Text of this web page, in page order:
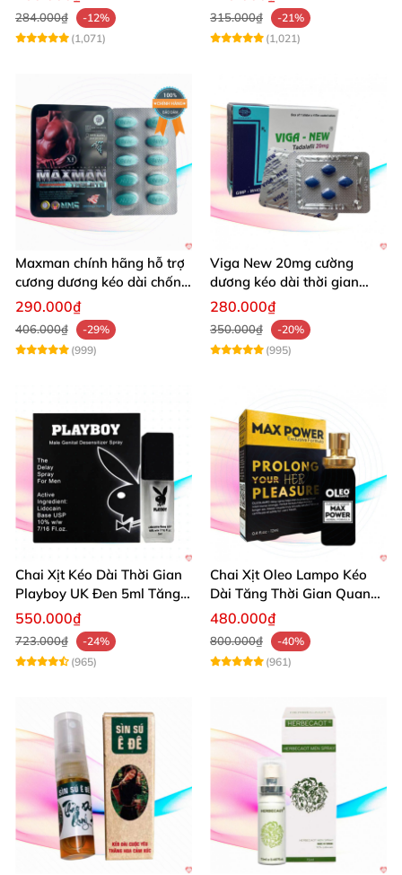
284.000₫
-12%
(1,071)
315.000₫
-21%
(1,021)
Maxman chính hãng hỗ trợ
cương dương kéo dài chống
xuất tinh sớm 10 viên
290.000₫
406.000₫
-29%
(999)
Viga New 20mg cường
dương kéo dài thời gian
chống xuất tinh hiệu quả
280.000₫
350.000₫
-20%
(995)
Chai Xịt Kéo Dài Thời Gian
Playboy UK Đen 5ml Tăng
Khoái Cảm
550.000₫
723.000₫
-24%
(965)
Chai Xịt Oleo Lampo Kéo
Dài Tăng Thời Gian Quan
Hệ Chính Hãng
480.000₫
800.000₫
-40%
(961)